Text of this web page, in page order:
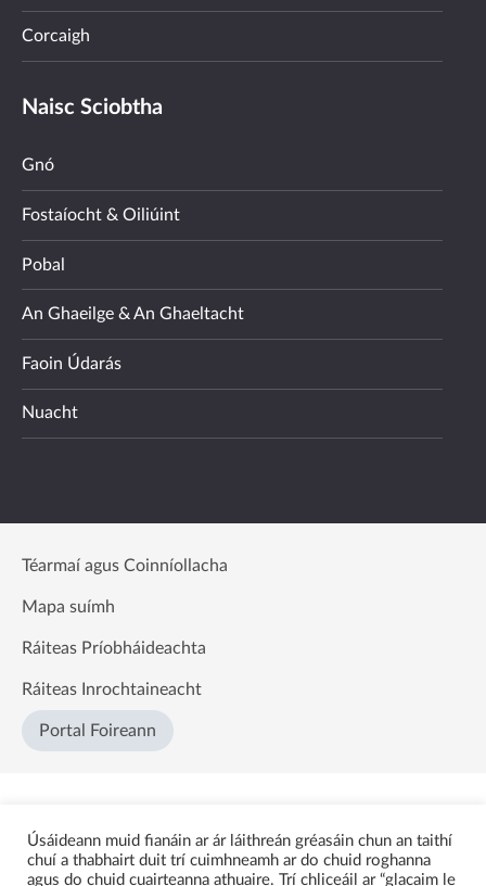
Corcaigh
Naisc Sciobtha
Gnó
Fostaíocht & Oiliúint
Pobal
An Ghaeilge & An Ghaeltacht
Faoin Údarás
Nuacht
Téarmaí agus Coinníollacha
Mapa suímh
Ráiteas Príobháideachta
Ráiteas Inrochtaineacht
Portal Foireann
Úsáideann muid fianáin ar ár láithreán gréasáin chun an taithí
chuí a thabhairt duit trí cuimhneamh ar do chuid roghanna
agus do chuid cuairteanna athuaire. Trí chliceáil ar “glacaim le